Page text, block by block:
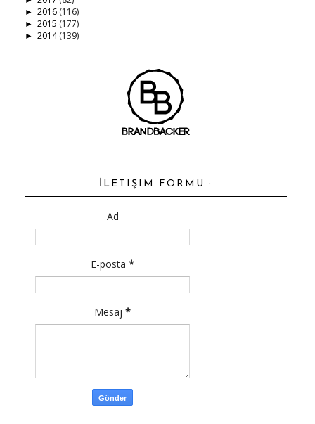
► 2016 (116)
► 2015 (177)
► 2014(139)
İLETIŞIM FORMU :
Ad
E-posta *
Mesaj *